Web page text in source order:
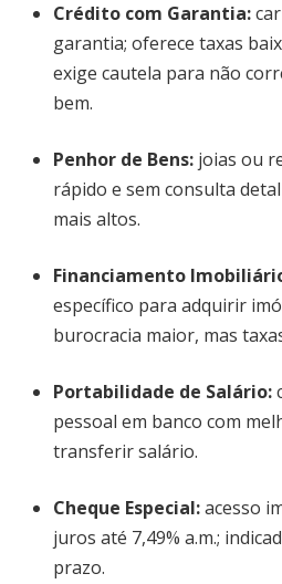
Crédito com Garantia:
garantia; oferece taxas
exige cautela para não
bem.
Penhor de Bens: joias ou
rápido e sem consulta
mais altos.
Financiamento
específico para adquirir
burocracia maior, mas
Portabilidade de Salário:
pessoal em banco com
transferir salário.
Cheque Especial:acesso
juros até 7,49% a.m.;
prazo.